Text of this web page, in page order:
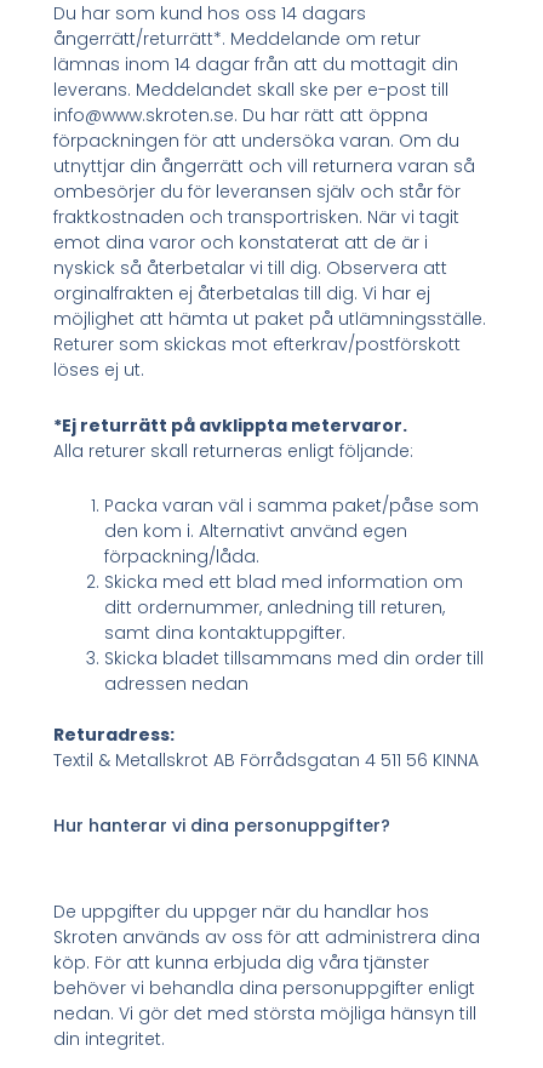
Du har som kund hos oss 14 dagars
ångerrätt/returrätt*. Meddelande om retur
lämnas inom 14 dagar från att du mottagit din
leverans. Meddelandet skall ske per e-post till
info@www.skroten.se. Du har rätt att öppna
förpackningen för att undersöka varan. Om du
utnyttjar din ångerrätt och vill returnera varan så
ombesörjer du för leveransen själv och står för
fraktkostnaden och transportrisken. När vi tagit
emot dina varor och konstaterat att de är i
nyskick så återbetalar vi till dig. Observera att
orginalfrakten ej återbetalas till dig. Vi har ej
möjlighet att hämta ut paket på utlämningsställe.
Returer som skickas mot efterkrav/postförskott
löses ej ut.
*Ej returrätt på avklippta metervaror.
Alla returer skall returneras enligt följande:
Packa varan väl i samma paket/påse som
den kom i. Alternativt använd egen
förpackning/låda.
Skicka med ett blad med information om
ditt ordernummer, anledning till returen,
samt dina kontaktuppgifter.
Skicka bladet tillsammans med din order till
adressen nedan
Returadress:
Textil & Metallskrot AB Förrådsgatan 4 511 56 KINNA
Hur hanterar vi dina personuppgifter?
De uppgifter du uppger när du handlar hos
Skroten används av oss för att administrera dina
köp. För att kunna erbjuda dig våra tjänster
behöver vi behandla dina personuppgifter enligt
nedan. Vi gör det med största möjliga hänsyn till
din integritet.